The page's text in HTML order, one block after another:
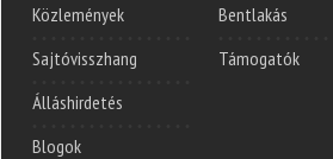
Közlemények
Sajtóvisszhang
Álláshirdetés
Blogok
Bentlakás
Támogatók